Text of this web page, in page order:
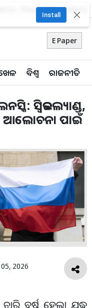
Us Privacy Policy
E Paper
ବିଶ୍ବ ରାଜନୀତି
Install ✕
ସ୍ବିଜରଲ୍ୟାଣ୍ଡ,
ଆଲୋଚନା ପାଇଁ
05, 2026
ବର୍ଷ ହେଲା ଯୁଦ୍ଧ